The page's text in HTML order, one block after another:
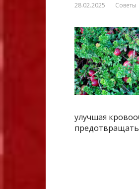
28.02.2025 Советы
улучшая
предотвращать